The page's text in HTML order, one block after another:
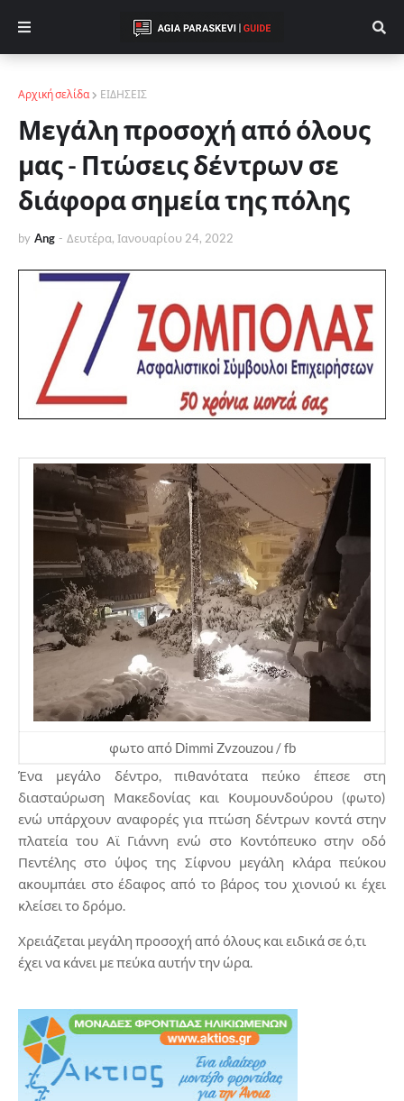
Αρχική σελίδα ΕΙΔΗΣΕΙΣ
Μεγάλη προσοχή από όλους
μας - Πτώσεις δέντρων σε
διάφορα σημεία της πόλης
by Ang - Δευτέρα, Ιανουαρίου 24, 2022
φωτο από Dimmi Zvzouzou / fb
Ένα μεγάλο δέντρο, πιθανότατα πεύκο έπεσε στη
διασταύρωση Μακεδονίας και Κουμουνδούρου (φωτο)
ενώ υπάρχουν αναφορές για πτώση δέντρων κοντά στην
πλατεία του Αϊ Γιάννη ενώ στο Κοντόπευκο στην οδό
Πεντέλης στο ύψος της Σίφνου μεγάλη κλάρα πεύκου
ακουμπάει στο έδαφος από το βάρος του χιονιού κι έχει
κλείσει το δρόμο.
Χρειάζεται μεγάλη προσοχή από όλους και ειδικά σε ό,τι
έχει να κάνει με πεύκα αυτήν την ώρα.